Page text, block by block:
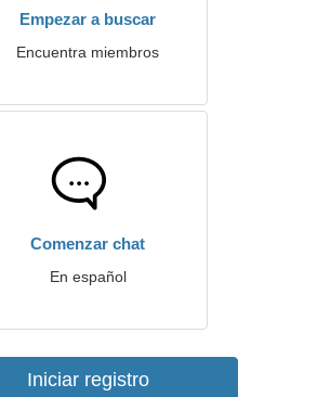
Empezar a buscar
Encuentra miembros
Comenzar chat
En español
Iniciar registro